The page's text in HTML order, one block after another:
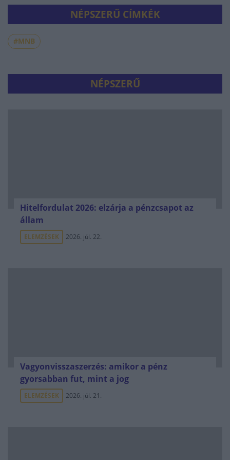
NÉPSZERŰ CÍMKÉK
#MNB
NÉPSZERŰ
Hitelfordulat 2026: elzárja a pénzcsapot az
állam
ELEMZÉSEK 2026. júl. 22.
Vagyonvisszaszerzés: amikor a pénz
gyorsabban fut, mint a jog
ELEMZÉSEK 2026. júl. 21.